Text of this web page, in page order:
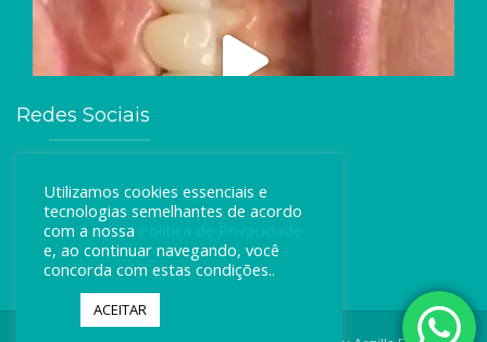
Redes Sociais
Utilizamos cookies essenciais e
tecnologias semelhantes de acordo
com a nossa
e, ao continuar navegando, você
concorda com estas condições..
ACEITAR